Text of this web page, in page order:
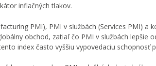
inflačných tlakov.
PMI), PMI v službách (Services PMI) a
obchod, zatiaľ čo PMI v službách lepšie
index často vyššiu vypovedaciu schopnosť